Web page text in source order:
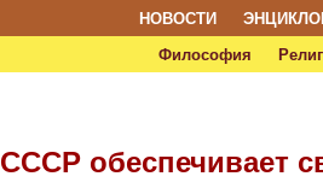
НОВОСТИ
Философия
СССР обеспечивает